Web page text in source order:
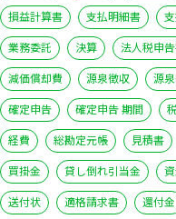
損益計算書
支払明細書
業務委託
決算 法人税申
減価償却費
源泉徴収 源
確定申告
確定申告 期間
経費
総勘定元帳 見積書
買掛金
貸し倒れ引当金
送付状
適格請求書 還付金